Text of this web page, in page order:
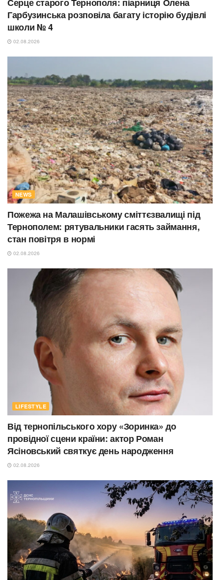
Гарбузинська розповіла багату історію будівлі
школи № 4
02.08.2026
NEWS
Пожежа на Малашівському сміттєзвалищі під
Тернополем: рятувальники гасять займання,
стан повітря в нормі
02.08.2026
LIFESTYLE
Від тернопільського хору «Зоринка» до
провідної сцени країни: актор Роман
Ясіновський святкує день народження
02.08.2026